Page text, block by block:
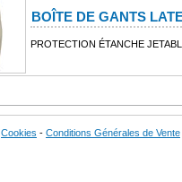
BOÎTE DE GANTS
PROTECTION ÉTANCHE
Cookies - Conditions Générales de Vente